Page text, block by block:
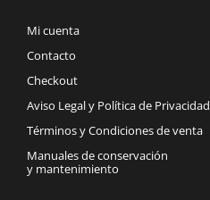
Mi cuenta
Contacto
Checkout
Aviso Legal y Política de Privacidad
Términos y Condiciones de venta
Manuales de conservación
y mantenimiento